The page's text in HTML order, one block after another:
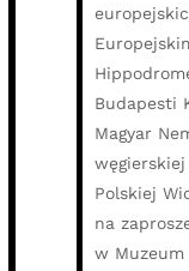
Budapesti
Magyar
Polskiej
na
w